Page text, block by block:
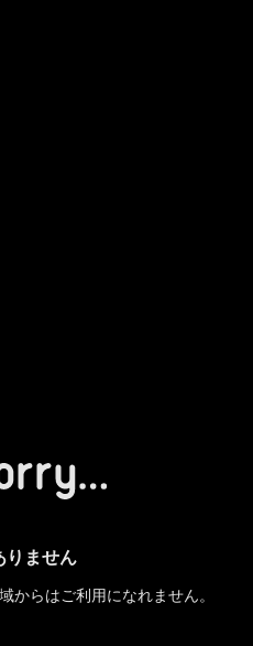
りません
からはご利用になれません。